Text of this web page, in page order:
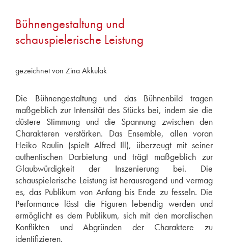
Bühnengestaltung und
schauspielerische Leistung
gezeichnet von Zina Akkulak
Die Bühnengestaltung und das Bühnenbild tragen
maßgeblich zur Intensität des Stücks bei, indem sie die
düstere Stimmung und die Spannung zwischen den
Charakteren verstärken. Das Ensemble, allen voran
Heiko Raulin (spielt Alfred Ill), überzeugt mit seiner
authentischen Darbietung und trägt maßgeblich zur
Glaubwürdigkeit der Inszenierung bei. Die
schauspielerische Leistung ist herausragend und vermag
es, das Publikum von Anfang bis Ende zu fesseln. Die
Performance lässt die Figuren lebendig werden und
ermöglicht es dem Publikum, sich mit den moralischen
Konflikten und Abgründen der Charaktere zu
identifizieren.